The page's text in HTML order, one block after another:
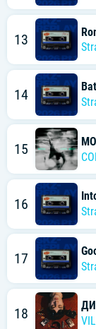
13
14
15
16
17
18